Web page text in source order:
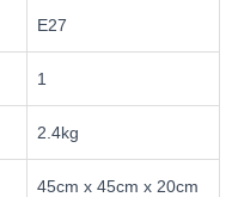
Ε27
1
2.4kg
45cm x 45cm x 20cm